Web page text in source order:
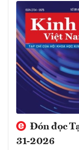
Đón đọc
31-2026